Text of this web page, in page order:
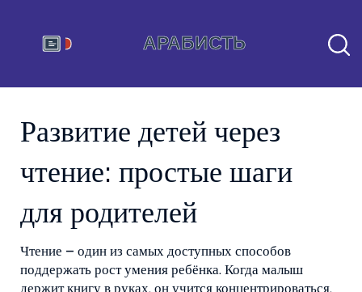
Развитие детей через
чтение: простые шаги
для родителей
Чтение – один из самых доступных способов
поддержать рост умения ребёнка. Когда малыш
держит книгу в руках, он учится концентрироваться,